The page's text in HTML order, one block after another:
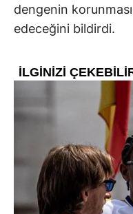
dengenin
edeceğini bildirdi.